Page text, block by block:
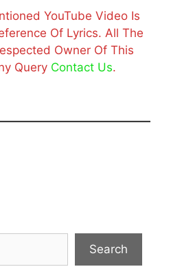
YouTube Video Is
Of Lyrics. All The
Owner Of This
Query Contact Us.
Search